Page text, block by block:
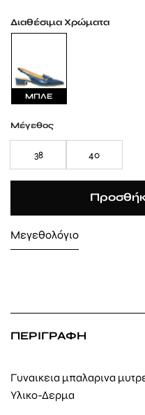
Διαθέσιμα Χρώματα
ΜΠΛΕ
Μέγεθος
38 40
Μεγεθολόγιο
ΠΕΡΙΓΡΑΦΉ
Γυναικεια μπαλαρινα
Υλικο-Δερμα